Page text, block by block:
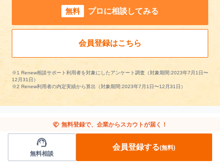
無料 プロに相談してみる
会員登録はこちら
※1 Renew相談サポート利用者を対象にしたアンケート調査（対象期間:2023年7月1日〜
12月31日）
※2 Renew利用者の内定実績から算出（対象期間:2023年7月1日〜12月31日）
他の条件から長期インターンを探す
handshake 無料登録で、企業からスカウトが届く！
support_agent
無料相談
会員登録する(無料)